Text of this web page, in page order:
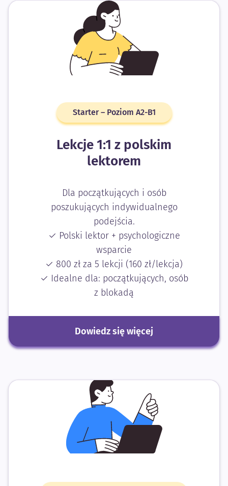
Starter – Poziom A2-B1
Lekcje 1:1 z polskim
lektorem
Dla początkujących i osób
poszukujących indywidualnego
podejścia.
✓ Polski lektor + psychologiczne
wsparcie
✓ 800 zł za 5 lekcji (160 zł/lekcja)
✓ Idealne dla: początkujących, osób
z blokadą
Dowiedz się więcej